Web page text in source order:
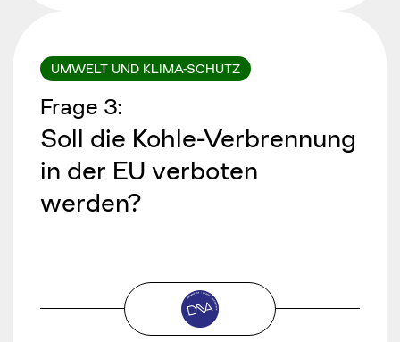
UMWELT UND KLIMA-SCHUTZ
Frage 3:
Soll die Kohle-Verbrennung
in der EU verboten
werden?